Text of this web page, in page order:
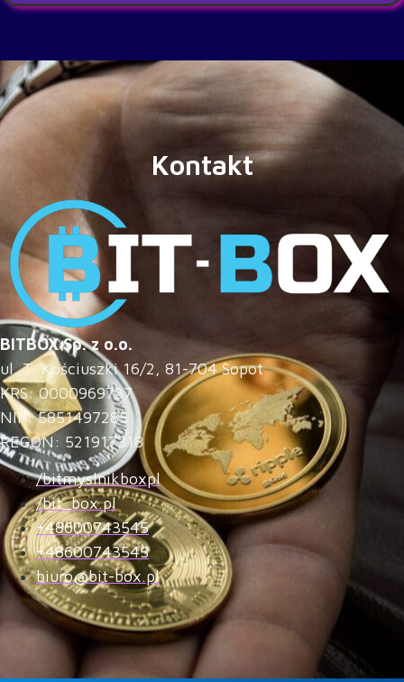
Kontakt
BITBOX Sp. z o.o.
ul. T. Kościuszki 16/2, 81-704 Sopot
KRS: 0000969737
NIP: 5851497285
REGON: 521917318
/bitmyslnikboxpl
/bit_box.pl
+48600743545
+48600743545
biuro@bit-box.pl